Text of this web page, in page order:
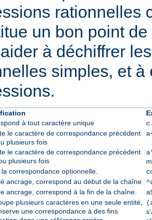
rationnelles
un bon point
à déchiffrer
simples, et à
à tout caractère unique
le caractère de correspondance précédent
plusieurs fois
le caractère de correspondance précédent
plusieurs fois
la correspondance optionnelle.
ancrage, correspond au début de la chaîne
ancrage, correspond à la fin de la chaîne.
plusieurs caractères en une seule entité,
une correspondance à des fins